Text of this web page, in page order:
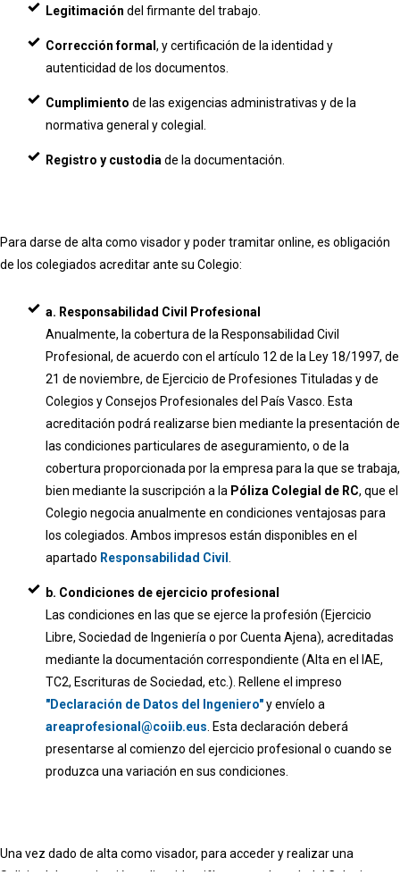
Legitimación del firmante del trabajo.
Corrección formal , y certificación de la identidad y
autenticidad de los documentos.
Cumplimiento de las exigencias administrativas y de la
normativa general y colegial.
Registro y custodia de la documentación.
Para darse de alta como visador y poder tramitar online, es obligación
de los colegiados acreditar ante su Colegio:
a. Responsabilidad Civil Profesional
Anualmente, la cobertura de la Responsabilidad Civil
Profesional, de acuerdo con el artículo 12 de la Ley 18/1997, de
21 de noviembre, de Ejercicio de Profesiones Tituladas y de
Colegios y Consejos Profesionales del País Vasco. Esta
acreditación podrá realizarse bien mediante la presentación de
las condiciones particulares de aseguramiento, o de la
cobertura proporcionada por la empresa para la que se trabaja,
bien mediante la suscripción a la Póliza Colegial de RC, que el
Colegio negocia anualmente en condiciones ventajosas para
los colegiados. Ambos impresos están disponibles en el
apartado Responsabilidad Civil
b. Condiciones de ejercicio profesional
Las condiciones en las que se ejerce la profesión (Ejercicio
Libre, Sociedad de Ingeniería o por Cuenta Ajena), acreditadas
mediante la documentación correspondiente (Alta en el IAE,
TC2, Escrituras de Sociedad, etc.). Rellene el impreso
"Declaración de Datos del Ingeniero"y envíelo a
areaprofesional@coiib.eus . Esta declaración deberá
presentarse al comienzo del ejercicio profesional o cuando se
produzca una variación en sus condiciones.
Una vez dado de alta como visador, para acceder y realizar una
Solicitud de tramitación online, identifíquese en la web del Colegio y